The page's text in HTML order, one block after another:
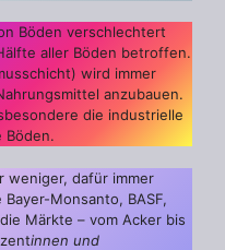
Böden verschlechtert
aller Böden betroffen.
wird immer
anzubauen.
die industrielle
Böden.
weniger, dafür immer
Monsanto, BASF,
Märkte – vom Acker bis
innen und